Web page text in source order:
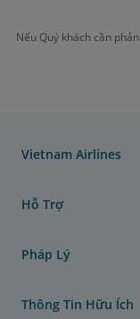
Nếu Quý khách cần
Vietnam Airlines
Hỗ Trợ
Pháp Lý
Thông Tin Hữu Ích